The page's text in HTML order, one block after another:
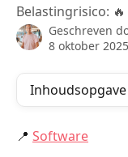
Belastingrisico:
Geschreven
8 oktober 2025
Inhoudsopgave
📍 Software